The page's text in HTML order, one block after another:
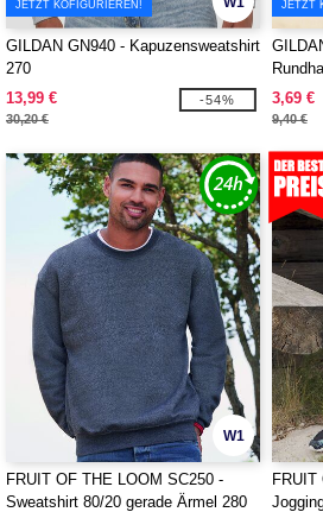
JETZT KOFIGURIEREN!
GILDAN GN940 - Kapuzensweatshirt
270
13,99 €
30,20 €
-54%
JETZT
3,69 €
9,40 €
W1
FRUIT OF THE LOOM SC250 -
Sweatshirt 80/20 gerade Ärmel 280
FRUIT